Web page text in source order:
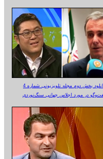
بخش دوم مجله تلویزیونی شماره 4
در مورد اجلاس جهانی سنگ‌نوردی